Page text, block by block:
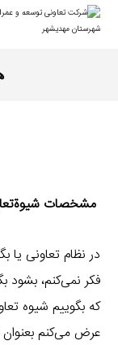
مشخصات
در نظام تعاونی
فکر نمی‌کنم، بشود
که بگوییم شیوه
عرض می‌کنم